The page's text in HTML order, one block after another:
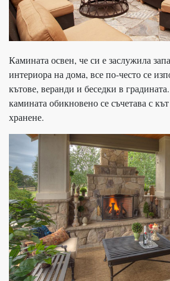
Камината освен, че си е заслужила
интериора на дома, все по-често се
кътове, веранди и беседки в
камината обикновено се съчетава с
хранене.